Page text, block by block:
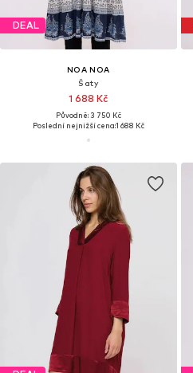
DEAL
NOA NOA
Šaty
1 688 Kč
Původně: 3 750 Kč
Poslední nejnižší cena:1 688 Kč